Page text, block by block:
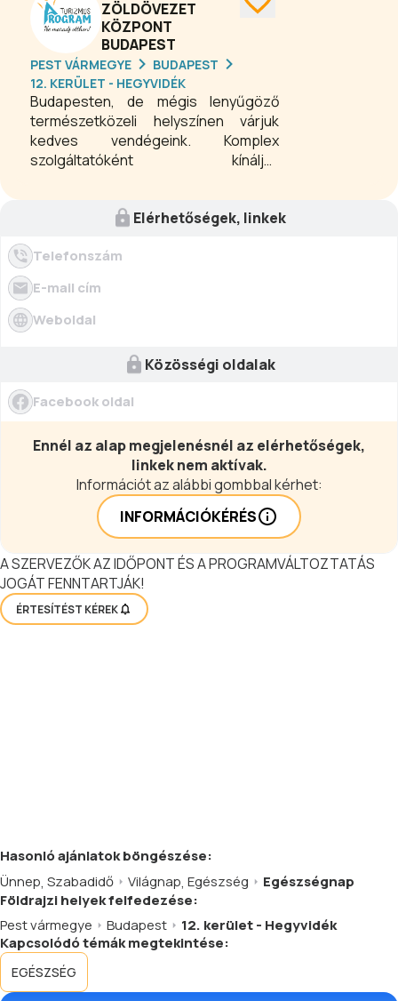
ellátásról. Foglalja le nyaralását vagy
rendezvényét nálunk – illetve tekintse
meg különleges ajánlatainkat -, hogy
megtapasztalhassa hotelünk
minőségi szolgáltatásait.
ZÖLDÖVEZET
KÖZPONT
BUDAPEST
PEST VÁRMEGYE
BUDAPEST
12. KERÜLET - HEGYVIDÉK
Budapesten, de mégis lenyűgöző
természetközeli helyszínen várjuk
kedves vendégeink. Komplex
szolgáltatóként kínáljuk
vagy akár a 120 fős rendezvények
Elérhetőségek, linkek
Telefonszám
E-mail cím
Weboldal
Közösségi oldalak
Facebook oldal
Ennél az alap megjelenésnél az elérhetőségek,
linkek nem aktívak.
Információt az alábbi gombbal kérhet:
INFORMÁCIÓKÉRÉS
A SZERVEZŐK AZ IDŐPONT ÉS A PROGRAMVÁLTOZTATÁS
JOGÁT FENNTARTJÁK!
ÉRTESÍTÉST KÉREK
Hasonlóajánlatokböngészése:
Ünnep, Szabadidő Világnap, Egészség
Egészségnap
Földrajzi helyek felfedezése:
Pest vármegye
Budapest
12. kerület - Hegyvidék
Kapcsolódó témák megtekintése:
EGÉSZSÉG